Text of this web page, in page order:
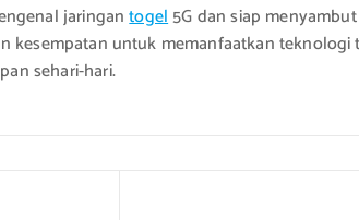
jaringantogel5G dan siap
kesempatan untuk memanfaatkan teknologi
sehari-hari.